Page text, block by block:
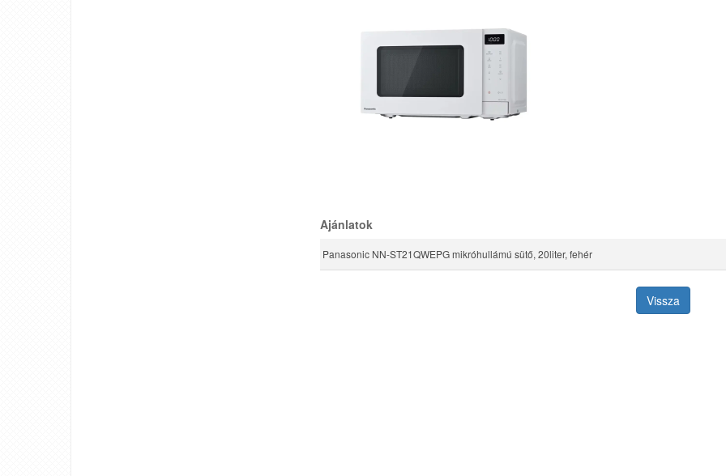
Ajánlatok
Panasonic NN-ST21QWEPG mikróhullámú sütő, 20liter, fehér
Vissza